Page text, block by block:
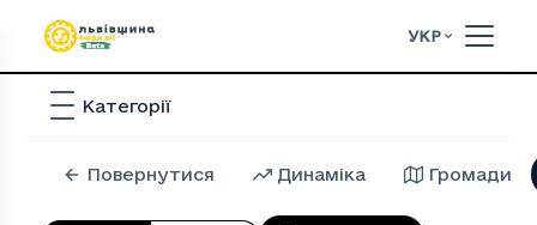
УКР
Категорії
Повернутися Динаміка Громади